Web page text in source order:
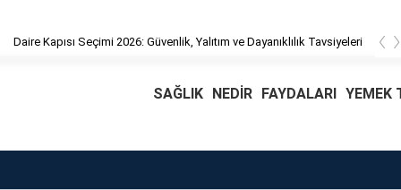
Seçimi 2026: Güvenlik, Yalıtım ve Dayanıklılık Tavsiyeleri ‹ ›
SAĞLIK NEDİR FAYDALARI YEMEK